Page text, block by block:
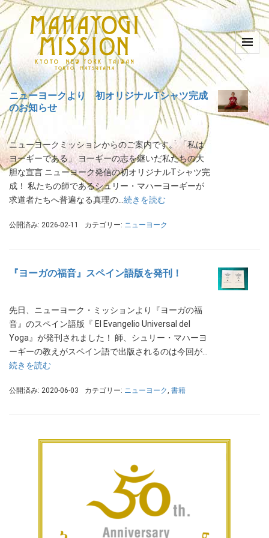
ニューヨークより 初オリジナルTシャツ完成
のお知らせ
ニューヨークミッションからのご案内です。 「私は
ヨーギーである」 ヨーギーの志を継いだ私たちの大
胆な宣言 ニューヨーク発信の初オリジナルTシャツ完
成！ 私たちの師であるシュリー・マハーヨーギーが
求道者たちへ普遍なる真理の… 続きを読む
公開済み: 2026-02-11 カテゴリー: ニューヨーク
『ヨーガの福音』スペイン語版を発刊！
先日、ニューヨーク・ミッションより『ヨーガの福
音』のスペイン語版『 El Evangelio Universal del
Yoga』が発刊されました！ 師、シュリー・マハーヨ
ーギーの教えがスペイン語で出版されるのは今回が…
続きを読む
公開済み: 2020-06-03 カテゴリー: ニューヨーク, 書籍